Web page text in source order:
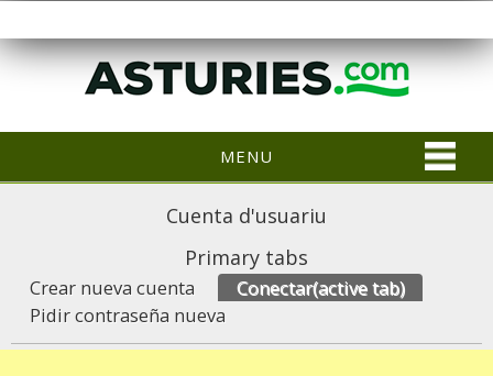
MENU
Cuenta d'usuariu
Primary tabs
Crear nueva cuenta Conectar(active tab)
Pidir contraseña nueva